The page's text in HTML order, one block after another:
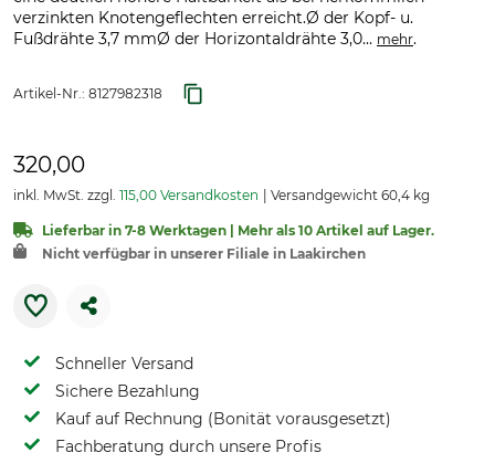
verzinkten Knotengeflechten erreicht.Ø der Kopf- u.
Fußdrähte 3,7 mmØ der Horizontaldrähte 3,0... mehr.
Artikel-Nr.: 8127982318
320,00
inkl. MwSt. zzgl. 115,00 Versandkosten Versandgewicht 60,4 kg
Lieferbar in 7-8 Werktagen | Mehr als 10 Artikel auf Lager.
Nicht verfügbar in unserer Filiale in Laakirchen
Schneller Versand
Sichere Bezahlung
Kauf auf Rechnung (Bonität vorausgesetzt)
Fachberatung durch unsere Profis